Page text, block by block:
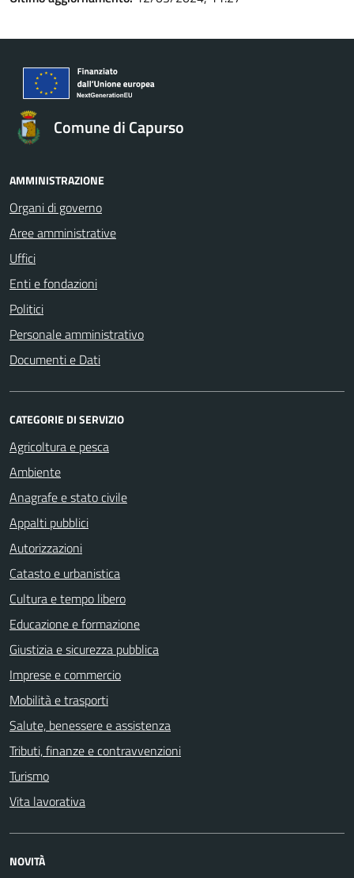
Comune di Capurso
AMMINISTRAZIONE
Organi di governo
Aree amministrative
Uffici
Enti e fondazioni
Politici
Personale amministrativo
Documenti e Dati
CATEGORIE DI SERVIZIO
Agricoltura e pesca
Ambiente
Anagrafe e stato civile
Appalti pubblici
Autorizzazioni
Catasto e urbanistica
Cultura e tempo libero
Educazione e formazione
Giustizia e sicurezza pubblica
Imprese e commercio
Mobilità e trasporti
Salute, benessere e assistenza
Tributi, finanze e contravvenzioni
Turismo
Vita lavorativa
NOVITÀ